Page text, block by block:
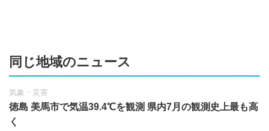
同じ地域のニュース
気象・災害
徳島 美馬市で気温39.4℃を観測 県内7月の観測史上最も高
く